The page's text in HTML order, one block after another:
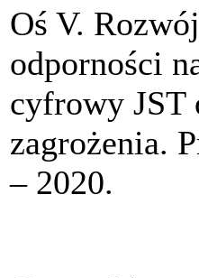
Oś V.
odporności
cyfrowy JST
zagrożenia.
– 2020.